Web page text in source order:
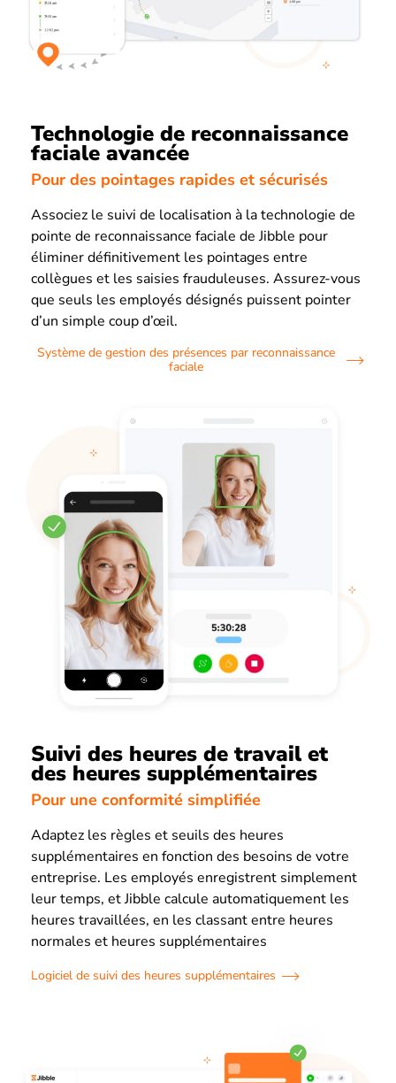
Technologie de reconnaissance
faciale avancée
Pour des pointages rapides et sécurisés
Associez le suivi de localisation à la technologie de
pointe de reconnaissance faciale de Jibble pour
éliminer définitivement les pointages entre
collègues et les saisies frauduleuses. Assurez-vous
que seuls les employés désignés puissent pointer
d’un simple coup d’œil.
Système de gestion des présences par reconnaissance
faciale
Suivi des heures de travail et
des heures supplémentaires
Pour une conformité simplifiée
Adaptez les règles et seuils des heures
supplémentaires en fonction des besoins de votre
entreprise. Les employés enregistrent simplement
leur temps, et Jibble calcule automatiquement les
heures travaillées, en les classant entre heures
normales et heures supplémentaires
Logiciel de suivi des heures supplémentaires